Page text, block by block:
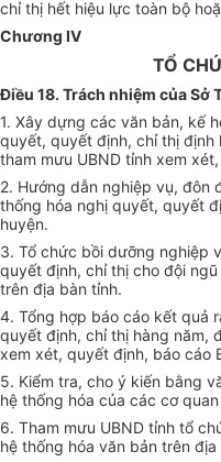
chỉ thị hết hiệu lực toàn bộ
Chương IV
TỔ
Điều 18. Trách nhiệm của Sở
1. Xây dựng các văn bản, kế
quyết, quyết định, chỉ thị
tham mưu UBND tỉnh xem
2. Hướng dẫn nghiệp vụ, đôn
thống hóa nghị quyết, quyết
huyện.
3. Tổ chức bồi dưỡng nghiệp
quyết định, chỉ thị cho đội
trên địa bàn tỉnh.
4. Tổng hợp báo cáo kết quả
quyết định, chỉ thị hàng năm,
xem xét, quyết định, báo cáo
5. Kiểm tra, cho ý kiến bằng
hệ thống hóa của các cơ
6. Tham mưu UBND tỉnh tổ
hệ thống hóa văn bản trên địa